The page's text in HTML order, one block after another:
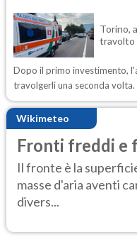
Torino,
travolto
Dopo il primo investimento,
travolgerli una seconda
Wikimeteo
Fronti freddi e
Il fronte è la
masse d'aria aventi
divers...